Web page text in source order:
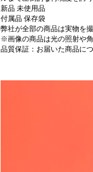
新品 未使用品
付属品 保存袋
弊社が全部の商品は実物を
※画像の商品は光の照射や
品質保証：お届いた商品に